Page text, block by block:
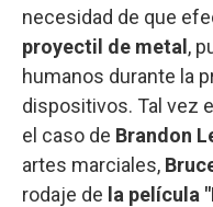
necesidad de que
proyectil de metal,
humanos durante la
dispositivos. Tal vez
el caso de Brandon
artes marciales,
rodaje de la película